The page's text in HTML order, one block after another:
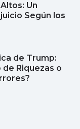
Un
Según los
de Trump:
de Riquezas o